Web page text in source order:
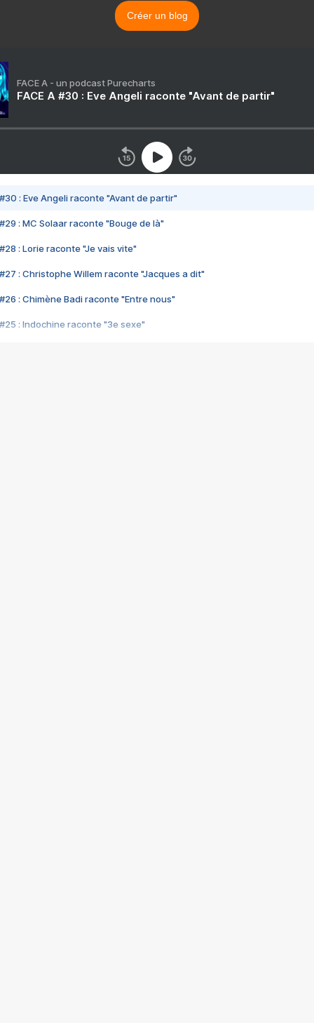
Créer un blog
FACE A - un podcast Purecharts
FACE A #30 : Eve Angeli raconte "Avant de partir"
#30 : Eve Angeli raconte "Avant de partir"
#29 : MC Solaar raconte "Bouge de là"
#28 : Lorie raconte "Je vais vite"
#27 : Christophe Willem raconte "Jacques a dit"
#26 : Chimène Badi raconte "Entre nous"
#25 : Indochine raconte "3e sexe"